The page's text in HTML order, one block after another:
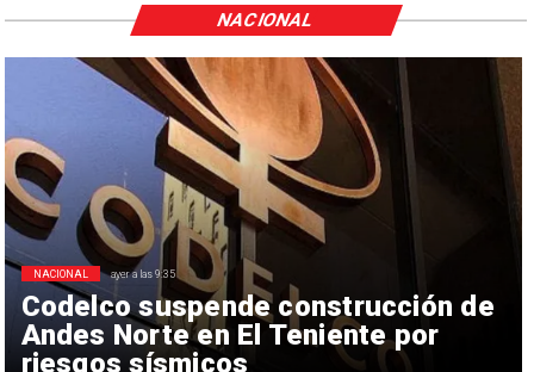
Codelco suspende construcción de
Andes Norte en El Teniente por
riesgos sísmicos
NACIONAL ayer a las 9:35
NACIONAL